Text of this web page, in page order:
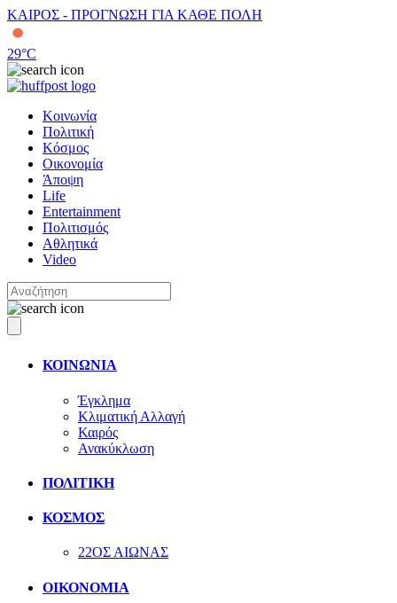
ΚΑΙΡΟΣ - ΠΡΟΓΝΩΣΗ ΓΙΑ ΚΑΘΕ ΠΟΛΗ
29°C
Κοινωνία
Πολιτική
Κόσμος
Οικονομία
Άποψη
Life
Entertainment
Πολιτισμός
Αθλητικά
Video
ΚΟΙΝΩΝΙΑ
Έγκλημα
Κλιματική Αλλαγή
Καιρός
Ανακύκλωση
ΠΟΛΙΤΙΚΗ
ΚΟΣΜΟΣ
22ΟΣ ΑΙΩΝΑΣ
ΟΙΚΟΝΟΜΙΑ